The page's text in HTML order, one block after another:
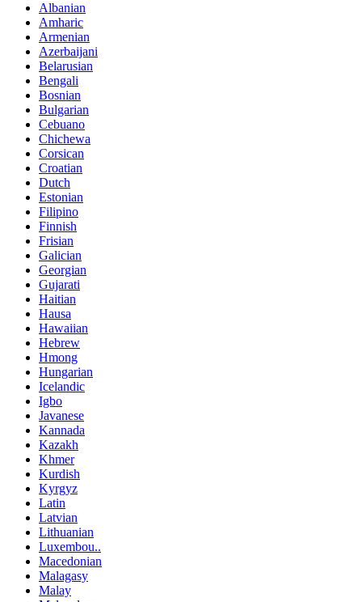
Albanian
Amharic
Armenian
Azerbaijani
Belarusian
Bengali
Bosnian
Bulgarian
Cebuano
Chichewa
Corsican
Croatian
Dutch
Estonian
Filipino
Finnish
Frisian
Galician
Georgian
Gujarati
Haitian
Hausa
Hawaiian
Hebrew
Hmong
Hungarian
Icelandic
Igbo
Javanese
Kannada
Kazakh
Khmer
Kurdish
Kyrgyz
Latin
Latvian
Lithuanian
Luxembou..
Macedonian
Malagasy
Malay